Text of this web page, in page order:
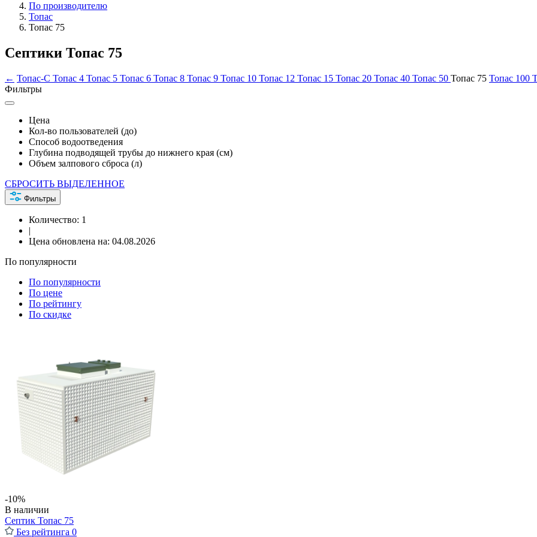
По производителю
Топас
Топас 75
Септики Топас 75
← Топас-С Топас 4 Топас 5 Топас 6 Топас 8 Топас 9 Топас 10 Топас 12 Топас 15 Топас 20 Топас 40 Топас 50 Топас 75 Топас 100
Фильтры
Цена
Кол-во пользователей (до)
Способ водоотведения
Глубина подводящей трубы до нижнего края (см)
Объем залпового сброса (л)
СБРОСИТЬ ВЫДЕЛЕННОЕ
Фильтры
Количество: 1
|
Цена обновлена на: 04.08.2026
По популярности
По популярности
По цене
По рейтингу
По скидке
-10%
В наличии
Септик Топас 75
Без рейтинга 0